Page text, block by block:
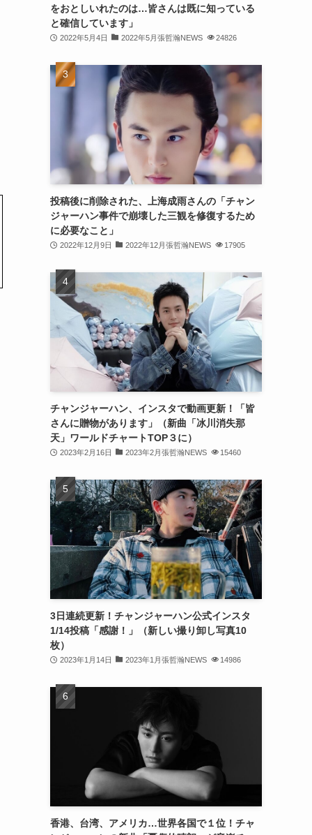
(31)
(32)
(32)
(29)
(31)
(31)
(31)
(32)
(30)
(32)
(31)
(28)
(32)
(31)
(30)
(32)
(30)
(32)
(32)
(26)
(23)
(13)
(8)
をおとしいれたのは…皆さんは既に知っている
と確信しています」
2022年5月4日 2022年5月張哲瀚NEWS 24826
投稿後に削除された、上海成雨さんの「チャン
ジャーハン事件で崩壊した三観を修復するため
に必要なこと」
2022年12月9日 2022年12月張哲瀚NEWS 17905
チャンジャーハン、インスタで動画更新！「皆
さんに贈物があります」（新曲「冰川消失那
天」ワールドチャートTOP３に）
2023年2月16日 2023年2月張哲瀚NEWS 15460
3日連続更新！チャンジャーハン公式インスタ
1/14投稿「感謝！」（新しい撮り卸し写真10
枚）
2023年1月14日 2023年1月張哲瀚NEWS 14986
香港、台湾、アメリカ…世界各国で１位！チャ